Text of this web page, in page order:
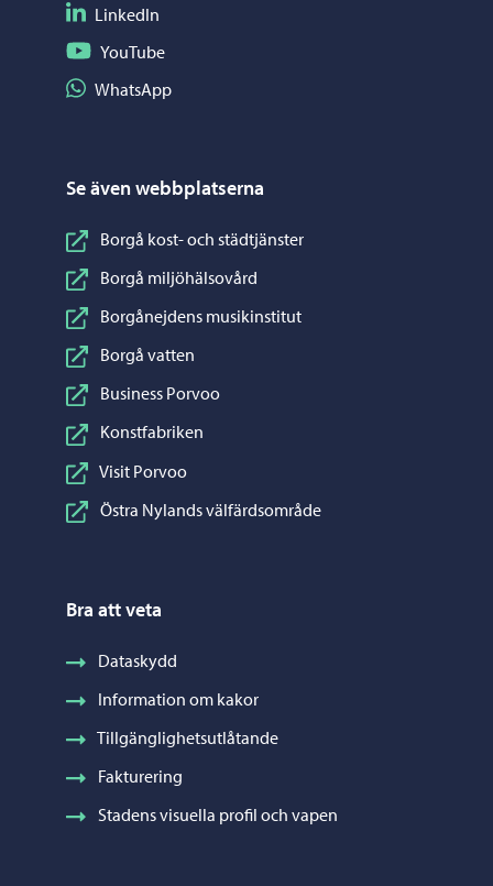
Följ på LinkedIn
LinkedIn
Följ på YouTube
YouTube
Dela på WhatsApp
WhatsApp
Se även webbplatserna
Borgå kost- och städtjänster
Borgå miljöhälsovård
Borgånejdens musikinstitut
Borgå vatten
Business Porvoo
Konstfabriken
Visit Porvoo
Östra Nylands välfärdsområde
Bra att veta
Dataskydd
Information om kakor
Tillgänglighetsutlåtande
Fakturering
Stadens visuella profil och vapen